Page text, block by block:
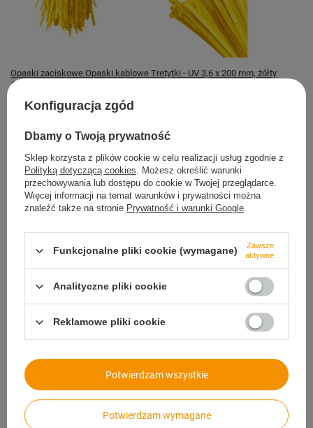
Opaski zaciskowe Opaski kablowe Tretytki - UV 3,6 x 200 mm, żółty
11,69 zł
Dostępny
Bezpieczne zakupy
14 dni na zwrot bez podawania przyczyny
Paczkomaty
Konfiguracja zgód
Dbamy o Twoją prywatność
Sklep korzysta z plików cookie w celu realizacji usług zgodnie z
Polityką dotyczącą cookies. Możesz określić warunki
przechowywania lub dostępu do cookie w Twojej przeglądarce.
Więcej informacji na temat warunków i prywatności można
znaleźć także na stronie Prywatność i warunki Google.
Funkcjonalne pliki cookie (wymagane)
Zawsze
aktywne
Analityczne pliki cookie
Reklamowe pliki cookie
Potwierdzam wymagane
Potwierdzam wszystkie